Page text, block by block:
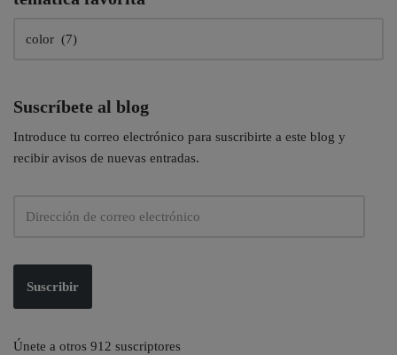
Suscríbete al blog
Introduce tu correo electrónico para suscribirte a este blog y
recibir avisos de nuevas entradas.
Suscribir
Únete a otros 912 suscriptores